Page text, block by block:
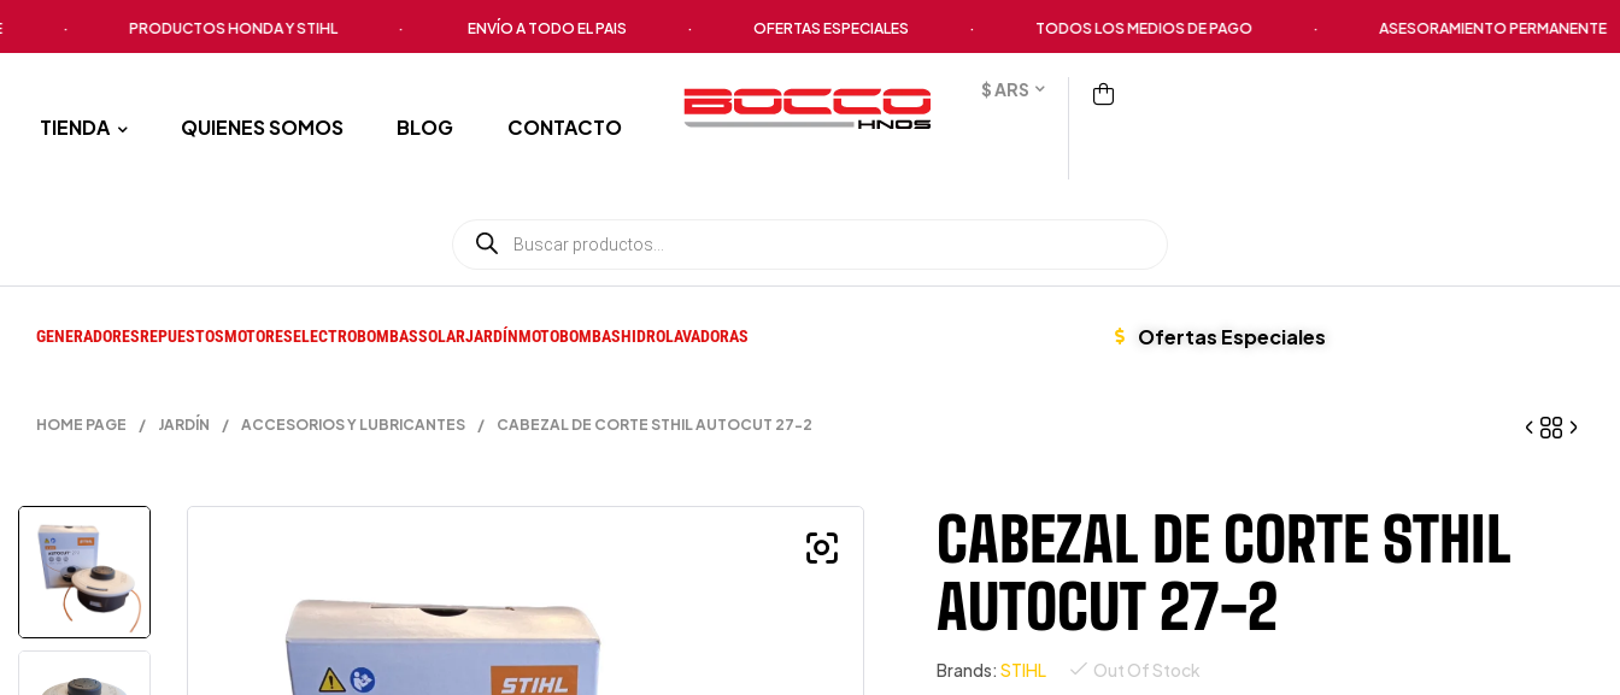
PRODUCTOS HONDA Y STIHL ENVÍO A TODO EL PAIS OFERTAS ESPECIALES TODOS LOS MEDIOS DE PAGO ASESORAMIENTO PERMANENTE
TIENDA QUIENES SOMOS BLOG CONTACTO
$ ARS
GENERADORESREPUESTOSMOTORESELECTROBOMBASSOLARJARDÍNMOTOBOMBASHIDROLAVADORAS Ofertas Especiales
HOME PAGE / JARDÍN / ACCESORIOS Y LUBRICANTES / CABEZAL DE CORTE STHIL AUTOCUT 27-2
$291.580,00
$479.443,88
CABEZAL DE CORTE STHIL
AUTOCUT 27-2
Brands:STIHL Out Of Stock